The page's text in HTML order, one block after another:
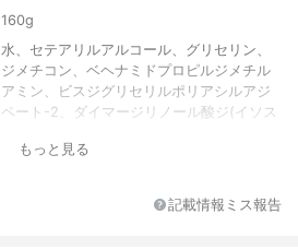
160g
水、セテアリルアルコール、グリセリン、
ジメチコン、ベヘナミドプロピルジメチル
アミン、ビスジグリセリルポリアシルアジ
ペート-2、ダイマージリノール酸ジ(イソス
モジメチコン、加水分解紅藻エキス、ダル
ン(羊毛)、ココジモニウムヒドロキシプロピ
ル加水分解シルク、メドウフォーム-δ-ラク
もっと見る
記載情報ミス報告